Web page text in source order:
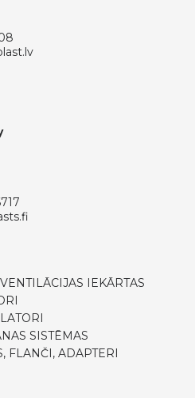
IEKĀRTAS
SISTĒMAS
FLANČI, ADAPTERI